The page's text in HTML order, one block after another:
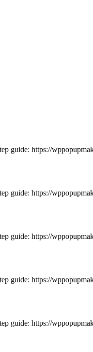
guide: https://
guide: https://
guide: https://
guide: https://
guide: https://